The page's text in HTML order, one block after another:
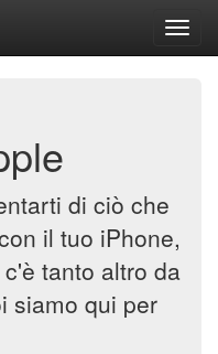
di ciò che
il tuo iPhone,
tanto altro da
siamo qui per